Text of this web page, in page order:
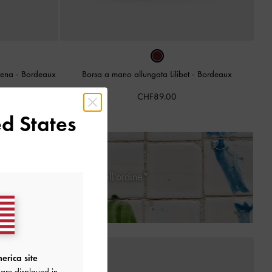
- Bordeaux Borsa a mano allungata Lilibet - Bordeaux
CHF89.00
giorni dalla ricezione dell'ordine*
States
site